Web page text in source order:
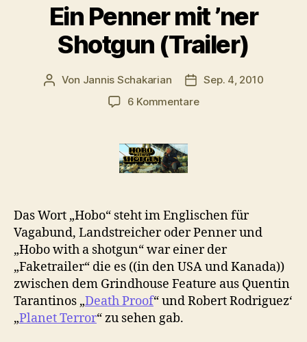
Ein Penner mit ’ner
Shotgun (Trailer)
Beitragsautor
Von Jannis Schakarian
Sep. 4, 2010
6 Kommentarezu
Das Wort „Hobo“ steht im Englischen für
Vagabund, Landstreicher oder Penner und
„Hobo with a shotgun“ war einer der
„Faketrailer“ die es ((in den USA und Kanada))
zwischen dem Grindhouse Feature aus Quentin
Tarantinos „Death Proof“ und Robert Rodriguez‘
„Planet Terror“ zu sehen gab.